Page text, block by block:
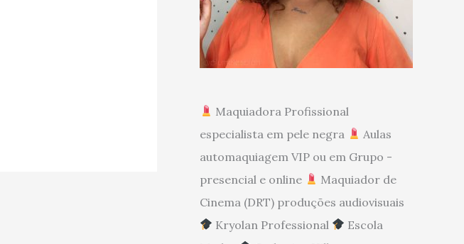
Maquiadora Profissional
especialista em pele negra
Aulas
automaquiagem VIP ou em Grupo -
presencial e online
Maquiador de
Cinema (DRT) produções audiovisuais
Kryolan Professional
Escola